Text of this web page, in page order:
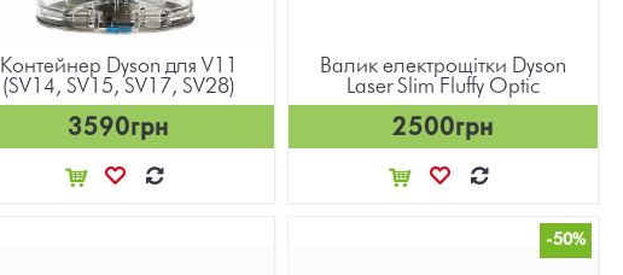
Контейнер Dyson для V11
(SV14, SV15, SV17, SV28)
3590грн
Валик електрощітки Dyson
Laser Slim Fluffy Optic
2500грн
-50%